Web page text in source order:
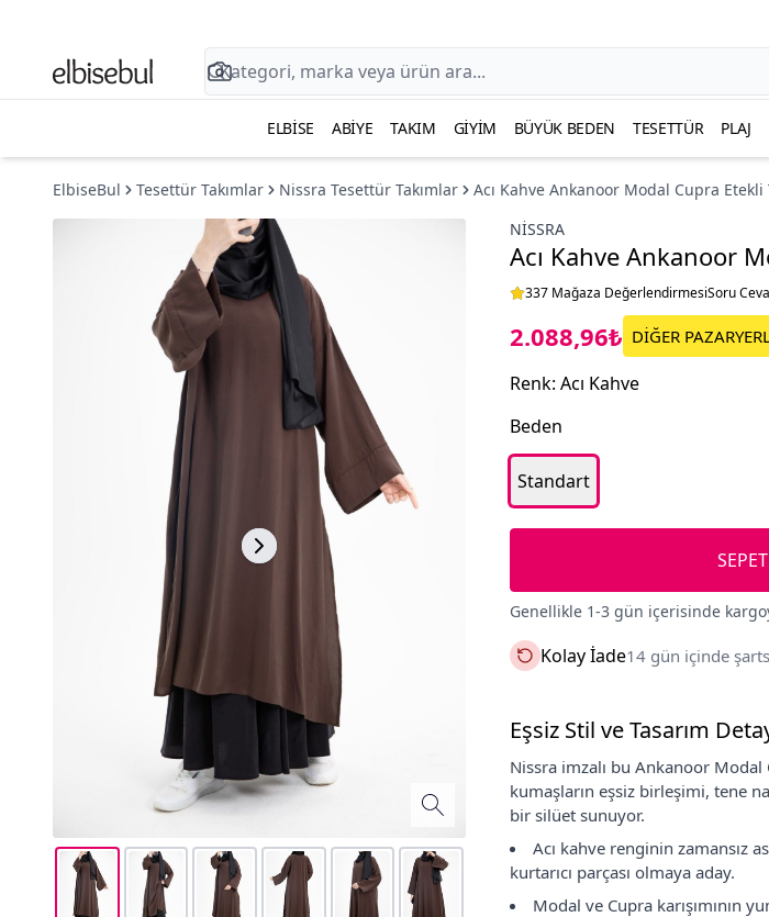
ELBISE ABIYE TAKIM GIYIM BÜYÜK BEDEN TESETTÜR PLAJ
ElbiseBul Tesettür Takımlar Nissra Tesettür Takımlar
Acı Kahve Ankanoor Modal Cupra Etekli
NISSRA
Acı Kahve Ankanoor
337 Mağaza DeğerlendirmesiSoru
2.088,96₺ DİĞER
Renk: Acı Kahve
Beden
Standart
Genellikle 1-3 gün içerisinde
Kolay İade14 gün içinde
Eşsiz Stil ve Tasarım
Nissra imzalı bu Ankanoor Modal
kumaşların eşsiz birleşimi, tene
bir silüet sunuyor.
Acı kahve renginin zamansız
kurtarıcı parçası olmaya aday.
Modal ve Cupra karışımının